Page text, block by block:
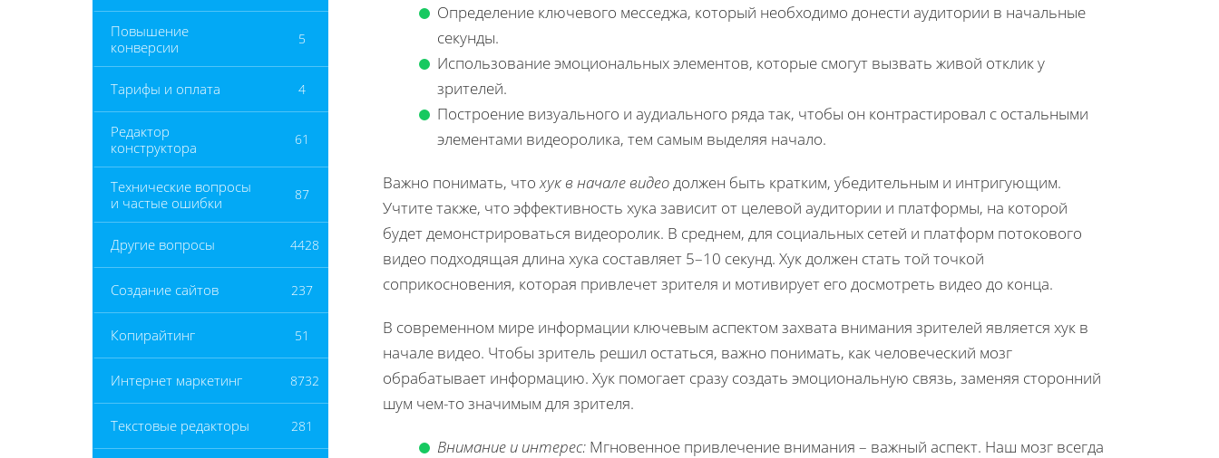
Повышение
конверсии
5
Тарифы и оплата 4
Редактор
конструктора
61
Технические вопросы
и частые ошибки
87
Другие вопросы 4428
Создание сайтов 237
Копирайтинг 51
Интернет маркетинг 8732
Текстовые редакторы 281
Определение ключевого месседжа, который необходимо донести аудитории в начальные
секунды.
Использование эмоциональных элементов, которые смогут вызвать живой отклик у
зрителей.
Построение визуального и аудиального ряда так, чтобы он контрастировал с остальными
элементами видеоролика, тем самым выделяя начало.
Важно понимать, чтохук в начале видеодолжен быть кратким, убедительным и интригующим.
Учтите также, что эффективность хука зависит от целевой аудитории и платформы, на которой
будет демонстрироваться видеоролик. В среднем, для социальных сетей и платформ потокового
видео подходящая длина хука составляет 5–10 секунд. Хук должен стать той точкой
соприкосновения, которая привлечет зрителя и мотивирует его досмотреть видео до конца.
В современном мире информации ключевым аспектом захвата внимания зрителей является хук в
начале видео. Чтобы зритель решил остаться, важно понимать, как человеческий мозг
обрабатывает информацию. Хук помогает сразу создать эмоциональную связь, заменяя сторонний
шум чем-то значимым для зрителя.
Внимание и интерес: Мгновенное привлечение внимания – важный аспект. Наш мозг всегда